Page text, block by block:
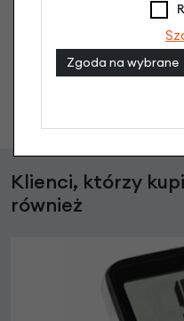
Nikt wcześniej niemiał
co
Klienci, którzy
również
Zgoda na wybrane